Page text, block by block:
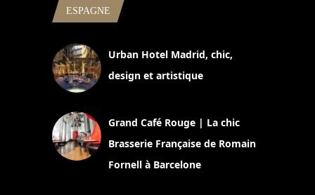
ESPAGNE
Urban Hotel Madrid, chic,
design et artistique
Grand Café Rouge | La chic
Brasserie Française de Romain
Fornell à Barcelone